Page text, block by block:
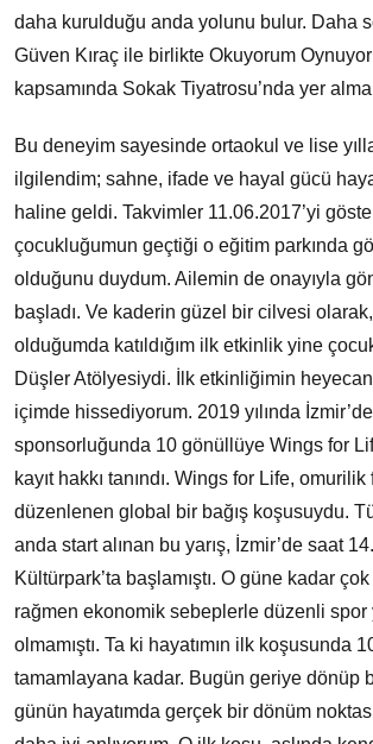
daha kurulduğu anda yolunu bulur. Daha
Güven Kıraç ile birlikte Okuyorum
kapsamında Sokak Tiyatrosu’nda yer alma
Bu deneyim sayesinde ortaokul ve lise
ilgilendim; sahne, ifade ve hayal gücü
haline geldi. Takvimler 11.06.2017’yi
çocukluğumun geçtiği o eğitim parkında
olduğunu duydum. Ailemin de onayıyla
başladı. Ve kaderin güzel bir cilvesi
olduğumda katıldığım ilk etkinlik yine
Düşler Atölyesiydi. İlk etkinliğimin
içimde hissediyorum. 2019 yılında
sponsorluğunda 10 gönüllüye Wings for
kayıt hakkı tanındı. Wings for Life,
düzenlenen global bir bağış koşusuydu.
anda start alınan bu yarış, İzmir’de saat
Kültürpark’ta başlamıştı. O güne kadar
rağmen ekonomik sebeplerle düzenli spor
olmamıştı. Ta ki hayatımın ilk koşusunda
tamamlayana kadar. Bugün geriye dönüp
günün hayatımda gerçek bir dönüm